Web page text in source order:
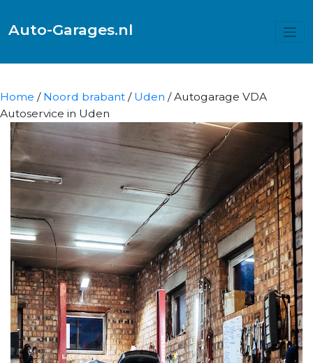
Auto-Garages.nl
Home / Noord brabant / Uden / Autogarage VDA
Autoservice in Uden